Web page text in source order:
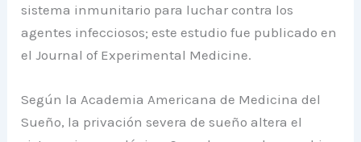
sistema inmunitario para luchar contra los
agentes infecciosos; este estudio fue publicado en
el Journal of Experimental Medicine.
Según la Academia Americana de Medicina del
Sueño, la privación severa de sueño altera el